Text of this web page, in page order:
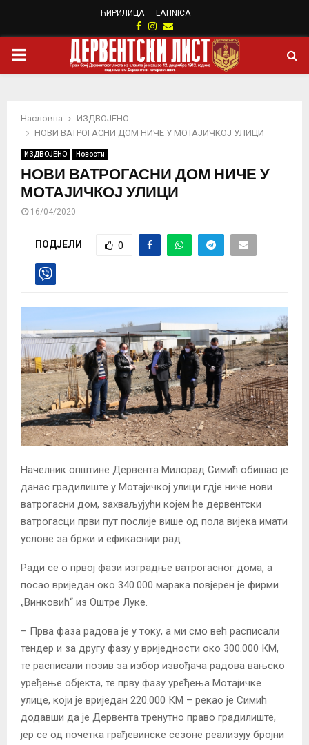
ЋИРИЛИЦА LATINICA
Facebook
Instagram
Email
PRIMARY
Насловна
ИЗДВОЈЕНО
НОВИ ВАТРОГАСНИ ДОМ НИЧЕ У МОТАЈИЧКОЈ УЛИЦИ
ИЗДВОЈЕНО Новости
НОВИ ВАТРОГАСНИ ДОМ НИЧЕ У
МОТАЈИЧКОЈ УЛИЦИ
16/04/2020
ПОДЈЕЛИ 0
Начелник општине Дервента Милорад Симић обишао је
данас градилиште у Мотајичкој улици гдје ниче нови
ватрогасни дом, захваљујући којем ће дервентски
ватрогасци први пут послије више од пола вијека имати
услове за бржи и ефикаснији рад.
Ради се о првој фази изградње ватрогасног дома, а
посао вриједан око 340.000 марака повјерен је фирми
„Винковић“ из Оштре Луке.
– Прва фаза радова је у току, а ми смо већ расписали
тендер и за другу фазу у вриједности око 300.000 КМ,
те расписали позив за избор извођача радова вањско
уређење објекта, те прву фазу уређења Мотајичке
улице, који је вриједан 220.000 КМ – рекао је Симић
додавши да је Дервента тренутно право градилиште,
јер се од почетка грађевинске сезоне реализују бројни